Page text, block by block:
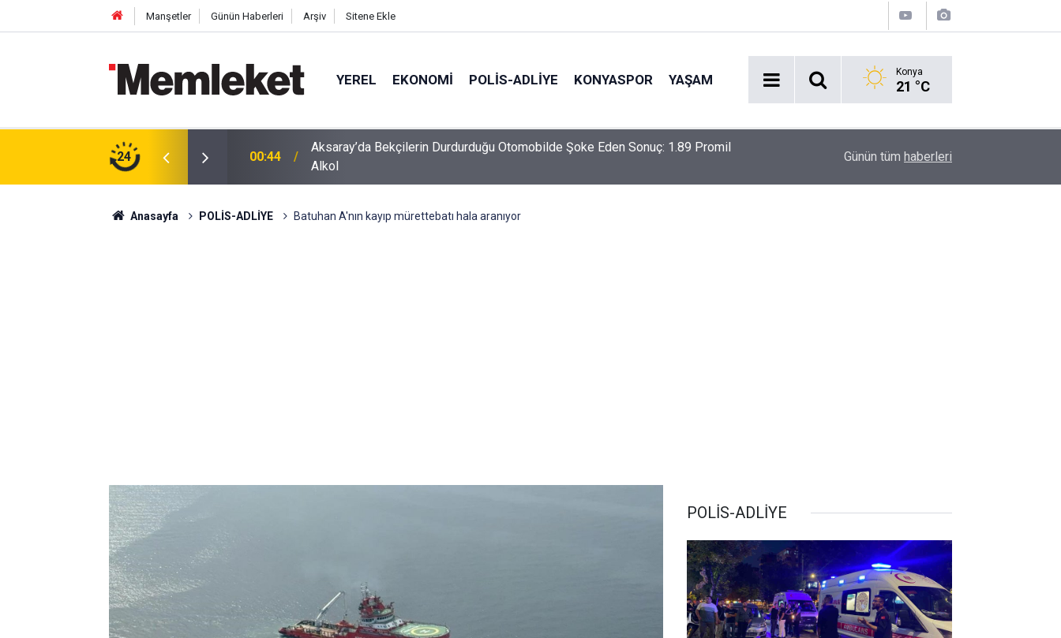
Manşetler Günün Haberleri Arşiv Sitene Ekle
YEREL EKONOMI POLİS-ADLİYE KONYASPOR YAŞAM Konya
21 °C
24
Otomobilde Şoke Eden Sonuç: 1.89 Promil
00:41 Polatlı-Haymana-Konya hattı bölünmüş yol oluyor Erkin Koray'ı bir tek onlar hatırladı
Günün tüm haberleri
Anasayfa POLİS-ADLİYE Batuhan A'nın kayıp mürettebatı hala aranıyor
POLİS-ADLİYE